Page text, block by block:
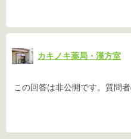
カキノキ薬局・漢方室
この回答は非公開です。質問